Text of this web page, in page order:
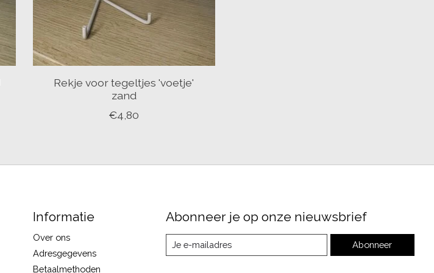
Rekje voor tegeltjes 'voetje'
zand
€4,80
Informatie
Over ons
Adresgegevens
Betaalmethoden
Abonneer je op onze nieuwsbrief
Abonneer